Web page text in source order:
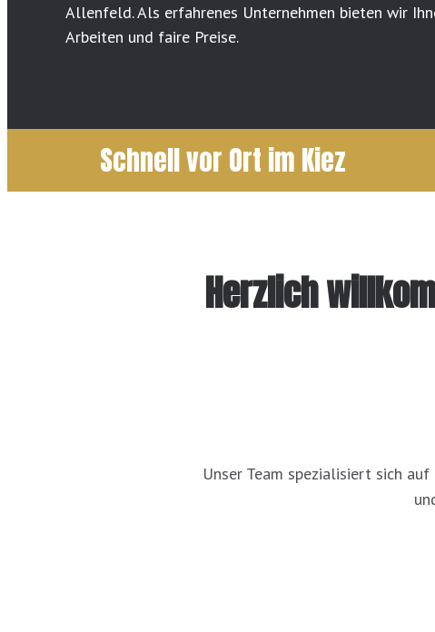
Allenfeld. Als erfahrenes Unternehmen bieten wir
Arbeiten und faire Preise.
Schnell vor Ort im Kiez
Herzlich
Unser Team spezialisiert sich